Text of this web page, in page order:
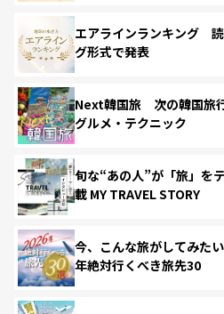
エアラインランキング
グ形式で発表
Next韓国旅 次の韓国旅
グルメ・テクニック
旬な“あの人”が「旅」を
載 MY TRAVEL STORY
今、こんな旅がしてみた
年絶対行くべき旅先30